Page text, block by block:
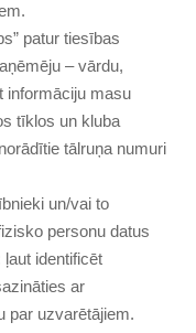
patur tiesības
– vārdu,
informāciju masu
tīklos un kluba
tālruņa numuri
un/vai to
personu datus
identificēt
ar
par uzvarētājiem.